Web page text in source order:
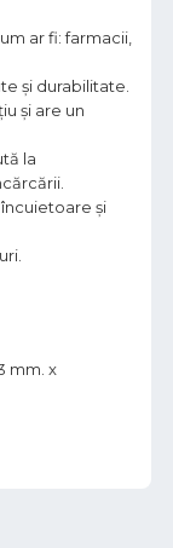
ar fi: farmacii,
și durabilitate.
și are un
la
și
mm. x